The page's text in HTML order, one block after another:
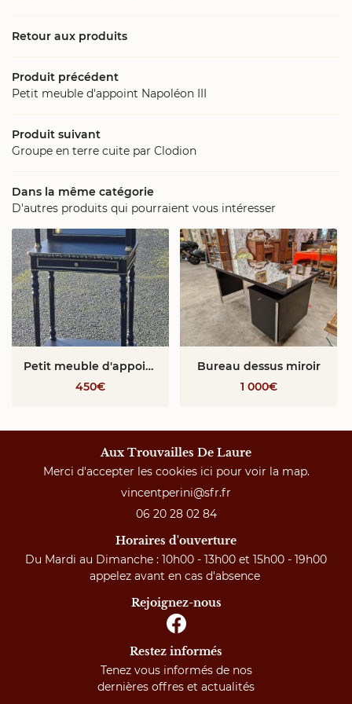
Retour aux produits
Produit précédent
Petit meuble d'appoint Napoléon III
Produit suivant
Groupe en terre cuite par Clodion
Dans la même catégorie
D'autres produits qui pourraient vous intéresser
Petit meuble d'appoint Napoléon III
450€
Bureau dessus miroir
1 000€
Aux Trouvailles De Laure
Merci d'accepter les cookies ici pour voir la map.
06 20 28 02 84
Horaires d'ouverture
Du Mardi au Dimanche : 10h00 - 13h00 et 15h00 - 19h00
appelez avant en cas d'absence
Rejoignez-nous
Restez informés
Tenez vous informés de nos
dernières offres et actualités